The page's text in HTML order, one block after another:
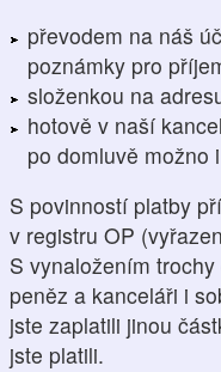
převodem na náš
poznámky pro
složenkou na
hotově v naší
po domluvě možno
S povinností platby
v registru OP
S vynaložením
peněz a kanceláři i
jste zaplatili jinou
jste platili.